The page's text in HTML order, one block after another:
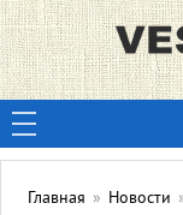
Главная » Новости